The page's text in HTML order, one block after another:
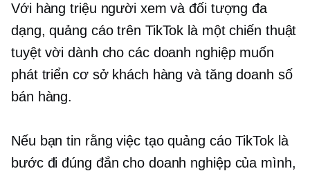
Với hàng triệu người xem và đối tượng đa
dạng, quảng cáo trên TikTok là một chiến thuật
tuyệt vời dành cho các doanh nghiệp muốn
phát triển cơ sở khách hàng và tăng doanh số
bán hàng.
Nếu bạn tin rằng việc tạo quảng cáo TikTok là
bước đi đúng đắn cho doanh nghiệp của mình,